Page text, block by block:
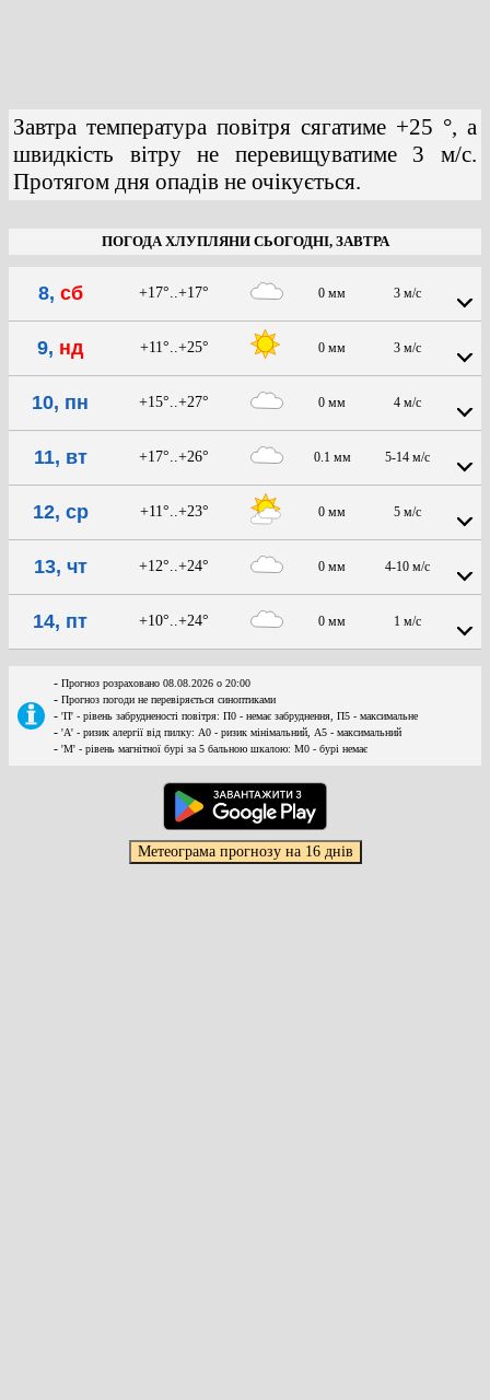
Завтра температура повітря сягатиме +25 °, а
швидкість вітру не перевищуватиме 3 м/с.
Протягом дня опадів не очікується.
ПОГОДА ХЛУПЛЯНИ СЬОГОДНІ, ЗАВТРА
8, сб +17°..+17° 0 мм 3 м/с
9, нд +11°..+25° 0 мм 3 м/с
10, пн +15°..+27° 0 мм 4 м/с
11, вт +17°..+26° 0.1 мм 5-14 м/с
12, ср +11°..+23° 0 мм 5 м/с
13, чт +12°..+24° 0 мм 4-10 м/с
14, пт +10°..+24° 0 мм 1 м/с
- Прогноз розраховано 08.08.2026 о 20:00
- Прогноз погоди не перевіряється синоптиками
- 'П' - рівень забрудненості повітря: П0 - немає забруднення, П5 - максимальне
- 'А' - ризик алергії від пилку: А0 - ризик мінімальний, А5 - максимальний
- 'М' - рівень магнітної бурі за 5 бальною шкалою: M0 - бурі немає